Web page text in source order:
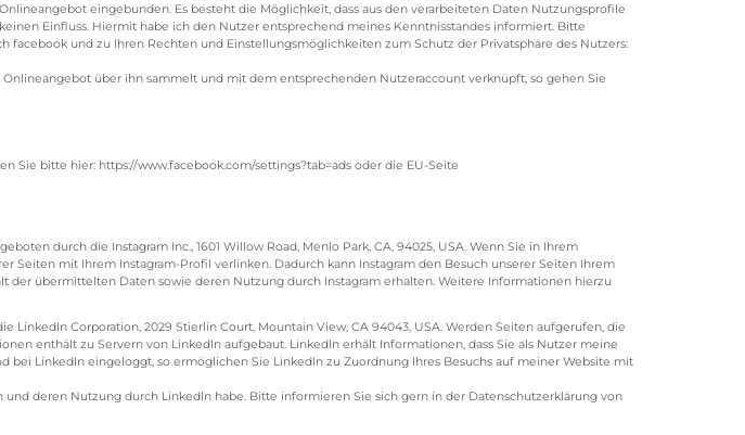
eingebunden. Es besteht die Möglichkeit, dass aus den verarbeiteten Daten Nutzungsprofile
Einfluss. Hiermit habe ich den Nutzer entsprechend meines Kenntnisstandes informiert. Bitte
und zu Ihren Rechten und Einstellungsmöglichkeiten zum Schutz der Privatsphäre des Nutzers:
über ihn sammelt und mit dem entsprechenden Nutzeraccount verknüpft, so gehen Sie
bitte hier: https://www.facebook.com/settings?tab=ads oder die EU-Seite
durch die Instagram Inc., 1601 Willow Road, Menlo Park, CA, 94025, USA. Wenn Sie in Ihrem
Seiten mit Ihrem Instagram-Profil verlinken. Dadurch kann Instagram den Besuch unserer Seiten Ihrem
der übermittelten Daten sowie deren Nutzung durch Instagram erhalten. Weitere Informationen hierzu
LinkedIn Corporation, 2029 Stierlin Court, Mountain View, CA 94043, USA. Werden Seiten aufgerufen, die
enthält zu Servern von LinkedIn aufgebaut. LinkedIn erhält Informationen, dass Sie als Nutzer meine
LinkedIn eingeloggt, so ermöglichen Sie LinkedIn zu Zuordnung Ihres Besuchs auf meiner Website mit
deren Nutzung durch LinkedIn habe. Bitte informieren Sie sich gern in der Datenschutzerklärung von